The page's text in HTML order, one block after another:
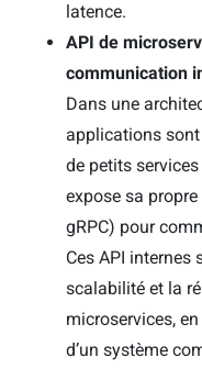
latence.
API de
communication
Dans une
applications
de petits
expose sa
gRPC) pour
Ces API internes
scalabilité et la
microservices,
d’un système